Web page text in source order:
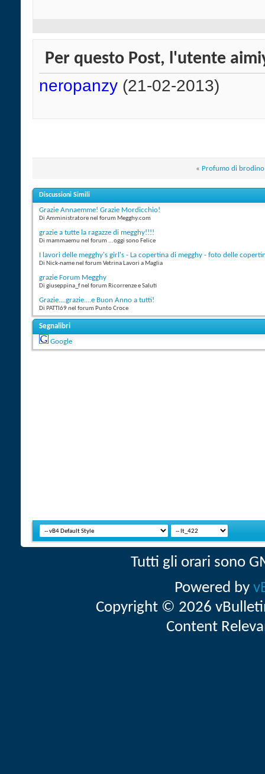
Per questo Post, l'utente
neropanzy (21-02-2013)
« Profumo di brodino
Discussioni Simili
Grazie Annaemme! Grazie Mordicchio!
Di Amministratore nel forum Megghy.com
grazie a tutte la ragazze di megghy!!!!
Di mammaemu nel forum ...oggi sono Felice
I lavori delle megghy's girl's - La copertina di megghy - foto delle
Di Nick-name nel forum Vetrina Lavori a Maglia
grazie Forum Megghy
Di giuseppina_f nel forum Ricorrenze e Saluti
Grazie....grazie....e Buon Anno a tutti!
Di PATTI69 nel forum Punto Croce
Segnalibri
Google
Tutti gli orari sono
Powered by
Copyright © 2026
Content